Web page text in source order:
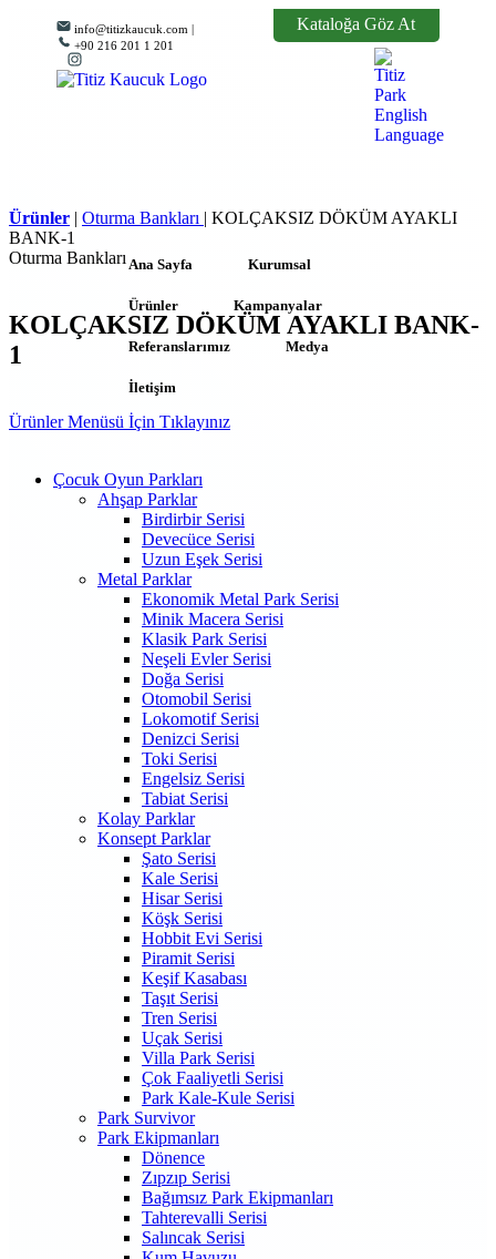
info@titizkaucuk.com |
+90 216 201 1 201
Kataloğa Göz At
Ana Sayfa Kurumsal
Ürünler Kampanyalar
Referanslarımız Medya
İletişim
Ürünler | Oturma Bankları | KOLÇAKSIZ DÖKÜM AYAKLI
BANK-1
Oturma Bankları
KOLÇAKSIZ DÖKÜM AYAKLI BANK-
1
Ürünler Menüsü İçin Tıklayınız
Çocuk Oyun Parkları
Ahşap Parklar
Birdirbir Serisi
Devecüce Serisi
Uzun Eşek Serisi
Metal Parklar
Ekonomik Metal Park Serisi
Minik Macera Serisi
Klasik Park Serisi
Neşeli Evler Serisi
Doğa Serisi
Otomobil Serisi
Lokomotif Serisi
Denizci Serisi
Toki Serisi
Engelsiz Serisi
Tabiat Serisi
Kolay Parklar
Konsept Parklar
Şato Serisi
Kale Serisi
Hisar Serisi
Köşk Serisi
Hobbit Evi Serisi
Piramit Serisi
Keşif Kasabası
Taşıt Serisi
Tren Serisi
Uçak Serisi
Villa Park Serisi
Çok Faaliyetli Serisi
Park Kale-Kule Serisi
Park Survivor
Park Ekipmanları
Dönence
Zıpzıp Serisi
Bağımsız Park Ekipmanları
Tahterevalli Serisi
Salıncak Serisi